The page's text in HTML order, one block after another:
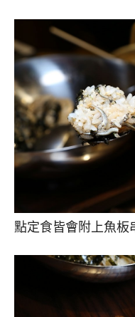
點定食皆會附上魚板